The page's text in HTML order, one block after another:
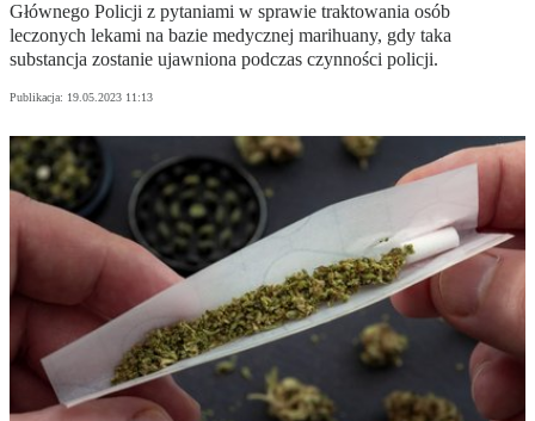
Głównego Policji z pytaniami w sprawie traktowania osób
leczonych lekami na bazie medycznej marihuany, gdy taka
substancja zostanie ujawniona podczas czynności policji.
Publikacja: 19.05.2023 11:13